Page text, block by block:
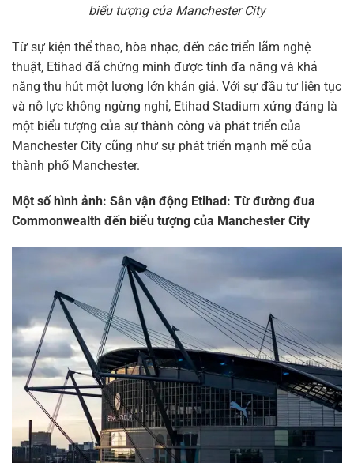
biểu tượng của Manchester City
Từ sự kiện thể thao, hòa nhạc, đến các triển lãm nghệ
thuật, Etihad đã chứng minh được tính đa năng và khả
năng thu hút một lượng lớn khán giả. Với sự đầu tư liên tục
và nỗ lực không ngừng nghỉ, Etihad Stadium xứng đáng là
một biểu tượng của sự thành công và phát triển của
Manchester City cũng như sự phát triển mạnh mẽ của
thành phố Manchester.
Một số hình ảnh: Sân vận động Etihad: Từ đường đua
Commonwealth đến biểu tượng của Manchester City